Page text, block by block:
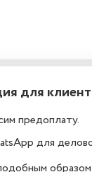
На
для
предоплату.
для